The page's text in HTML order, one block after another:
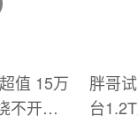
值 15万
不开的
胖哥
台